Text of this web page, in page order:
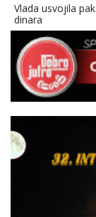
Vlada usvojila
dinara